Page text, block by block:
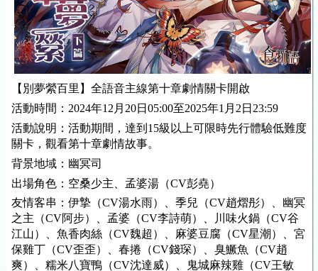
【別夢縈百里】全語音主線第十章劇情關卡開啟
活動時間：2024年12月20日05:00至2025年1月2日23:59
活動說明：活動期間，達到15級以上可限時先行體驗低難度
關卡，觀看第十章劇情故事。
背景地域：幽冥司
出場角色：空桑少主、孟婆湯（CV彭堯）
友情客串：伊摯（CV湯水雨）、季兒（CV趙熠彤）、幽冥
之主（CV阿步）、孟婆（CV李詩萌）、川味火鍋（CV谷
江山）、魚香肉絲（CV魏超）、麻婆豆腐（CV星潮）、宮
保雞丁（CV歪歪）、春捲（CV錢琛）、臭鱖魚（CV趙
爽）、糯米八寶鴨（CV沈達威）、鬼城麻辣雞（CV王敏